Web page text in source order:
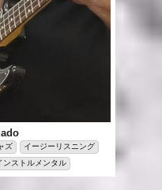
ズ
イージーリスニング
ンストルメンタル